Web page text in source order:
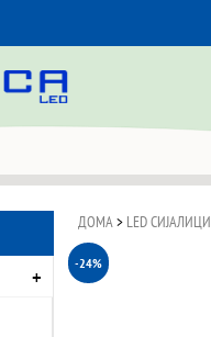
+
ДОМА > LED СИЈАЛИЦИ
-24%